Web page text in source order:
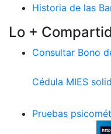
Historia de las
Lo +
Consultar Bono
Cédula MIES
Pruebas